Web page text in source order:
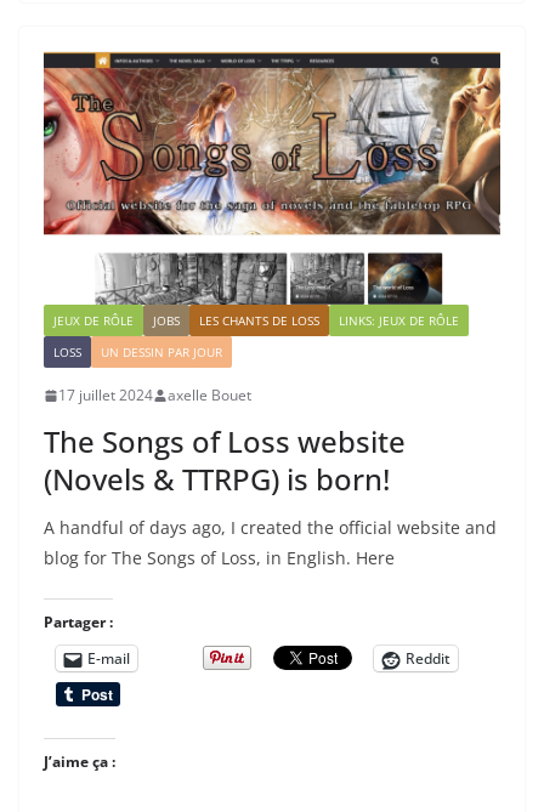
JEUX DE RÔLE JOBS LES CHANTS DE LOSS
LINKS: JEUX DE RÔLE
LOSS
UN DESSIN PAR JOUR
17 juillet 2024 axelle Bouet
The Songs of Loss website
(Novels & TTRPG) is born!
A handful of days ago, I created the official website and
blog for The Songs of Loss, in English. Here
Partager :
E-mail
Reddit
J’aime ça :